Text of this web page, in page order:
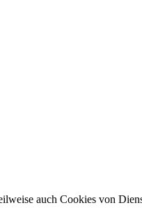
auch Cookies von